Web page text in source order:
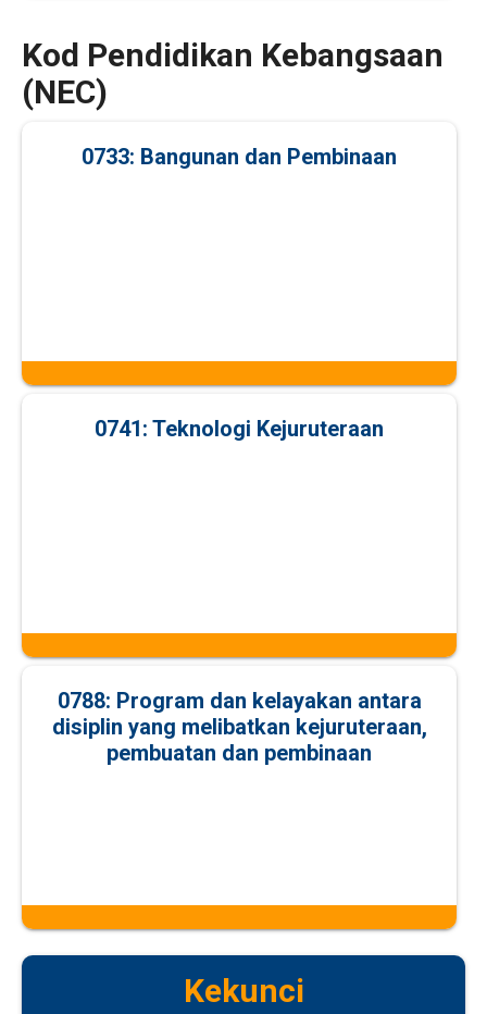
Kod Pendidikan Kebangsaan
(NEC)
0733: Bangunan dan Pembinaan
0741: Teknologi Kejuruteraan
0788: Program dan kelayakan antara
disiplin yang melibatkan kejuruteraan,
pembuatan dan pembinaan
Kekunci